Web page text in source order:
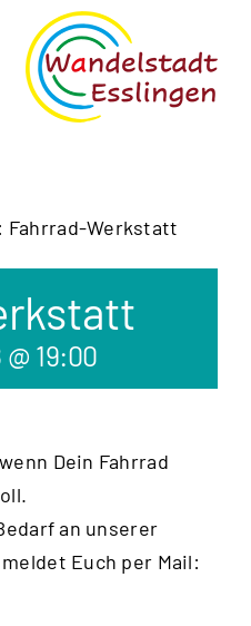
Fahrrad-Werkstatt
19:00
Dein Fahrrad
an unserer
Euch per Mail: